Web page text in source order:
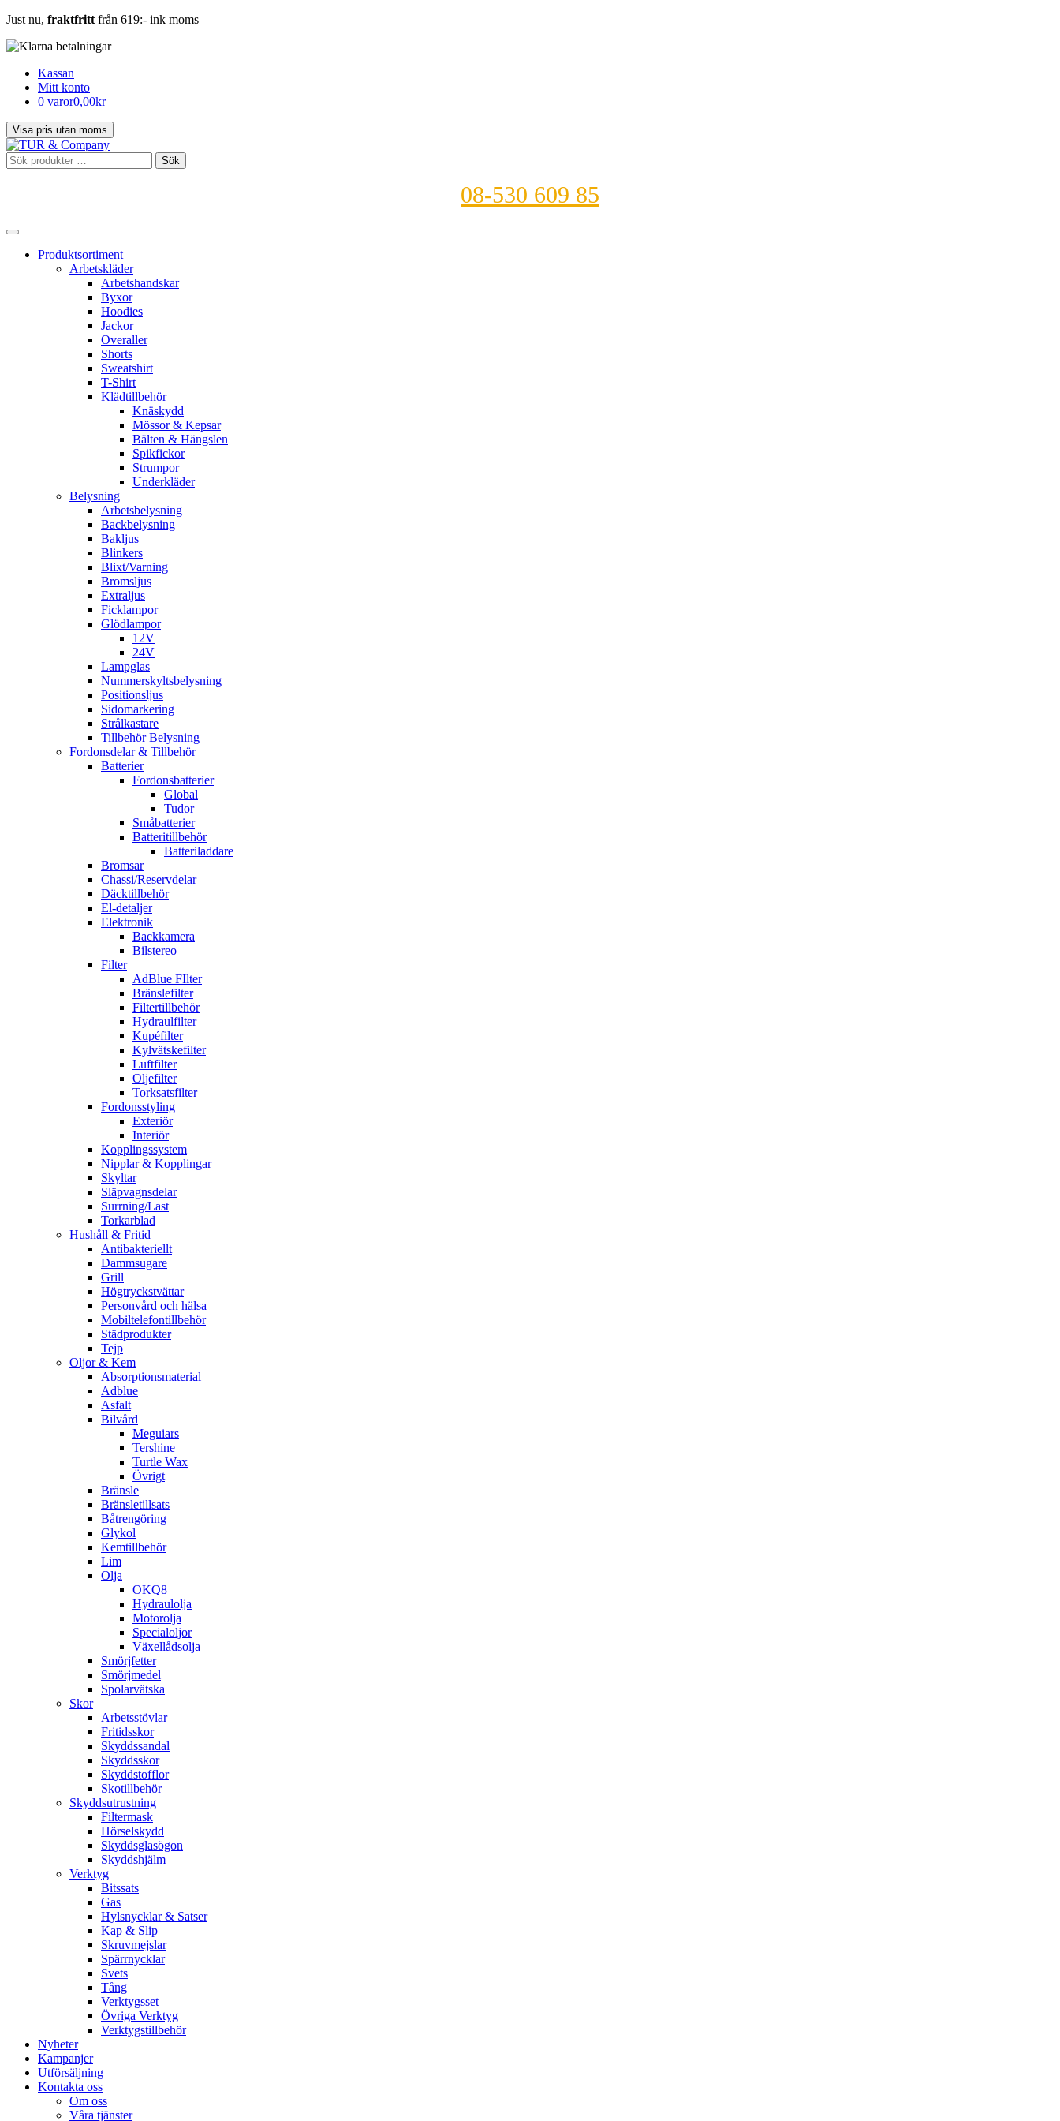
Just nu, fraktfritt från 619:- ink moms
Kassan
Mitt konto
0 varor0,00kr
Sök
efter:
Sök
08-530 609 85
Produktsortiment
Arbetskläder
Arbetshandskar
Byxor
Hoodies
Jackor
Overaller
Shorts
Sweatshirt
T-Shirt
Klädtillbehör
Knäskydd
Mössor & Kepsar
Bälten & Hängslen
Spikfickor
Strumpor
Underkläder
Belysning
Arbetsbelysning
Backbelysning
Bakljus
Blinkers
Blixt/Varning
Bromsljus
Extraljus
Ficklampor
Glödlampor
12V
24V
Lampglas
Nummerskyltsbelysning
Positionsljus
Sidomarkering
Strålkastare
Tillbehör Belysning
Fordonsdelar & Tillbehör
Batterier
Fordonsbatterier
Global
Tudor
Småbatterier
Batteritillbehör
Batteriladdare
Bromsar
Chassi/Reservdelar
Däcktillbehör
El-detaljer
Elektronik
Backkamera
Bilstereo
Filter
AdBlue FIlter
Bränslefilter
Filtertillbehör
Hydraulfilter
Kupéfilter
Kylvätskefilter
Luftfilter
Oljefilter
Torksatsfilter
Fordonsstyling
Exteriör
Interiör
Kopplingssystem
Nipplar & Kopplingar
Skyltar
Släpvagnsdelar
Surrning/Last
Torkarblad
Hushåll & Fritid
Antibakteriellt​
Dammsugare
Grill
Högtryckstvättar
Personvård och hälsa
Mobiltelefontillbehör
Städprodukter
Tejp
Oljor & Kem
Absorptionsmaterial
Adblue
Asfalt
Bilvård
Meguiars
Tershine
Turtle Wax
Övrigt
Bränsle
Bränsletillsats
Båtrengöring
Glykol
Kemtillbehör
Lim
Olja
OKQ8
Hydraulolja
Motorolja
Specialoljor
Växellådsolja
Smörjfetter
Smörjmedel
Spolarvätska
Skor
Arbetsstövlar
Fritidsskor
Skyddssandal
Skyddsskor
Skyddstofflor
Skotillbehör
Skyddsutrustning
Filtermask
Hörselskydd
Skyddsglasögon
Skyddshjälm
Verktyg
Bitssats
Gas
Hylsnycklar & Satser
Kap & Slip
Skruvmejslar
Spärrnycklar
Svets
Tång
Verktygsset
Övriga Verktyg
Verktygstillbehör
Nyheter
Kampanjer
Utförsäljning
Kontakta oss
Om oss
Våra tjänster